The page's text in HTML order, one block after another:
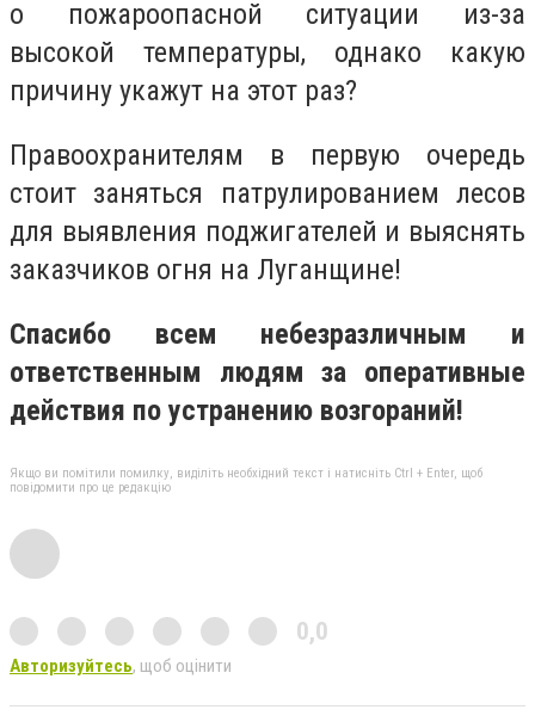
о пожароопасной ситуации из-за
высокой температуры, однако какую
причину укажут на этот раз?
Правоохранителям в первую очередь
стоит заняться патрулированием лесов
для выявления поджигателей и выяснять
заказчиков огня на Луганщине!
Спасибо всем небезразличным и
ответственным людям за оперативные
действия по устранению возгораний!
Якщо ви помітили помилку, виділіть необхідний текст і натисніть Ctrl + Enter, щоб
повідомити про це редакцію
0,0
Авторизуйтесь, щоб оцінити